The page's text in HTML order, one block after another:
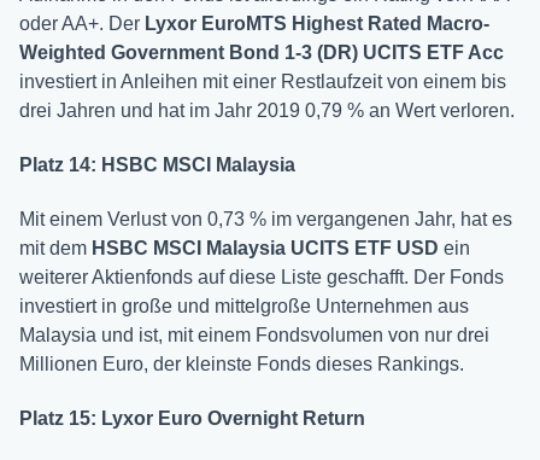
oder AA+. Der Lyxor EuroMTS Highest Rated Macro-
Weighted Government Bond 1-3 (DR) UCITS ETF Acc
investiert in Anleihen mit einer Restlaufzeit von einem bis
drei Jahren und hat im Jahr 2019 0,79 % an Wert verloren.
Platz 14: HSBC MSCI Malaysia
Mit einem Verlust von 0,73 % im vergangenen Jahr, hat es
mit dem HSBC MSCI Malaysia UCITS ETF USD ein
weiterer Aktienfonds auf diese Liste geschafft. Der Fonds
investiert in große und mittelgroße Unternehmen aus
Malaysia und ist, mit einem Fondsvolumen von nur drei
Millionen Euro, der kleinste Fonds dieses Rankings.
Platz 15: Lyxor Euro Overnight Return